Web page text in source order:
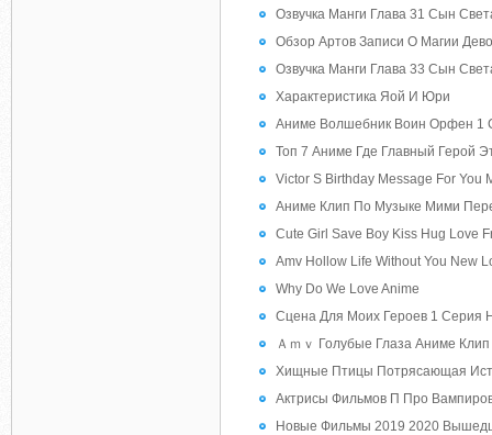
Озвучка Манги Глава 31 Сын
Обзор Артов Записи О Магии
Озвучка Манги Глава 33 Сын
Характеристика Яой И Юри
Аниме Волшебник Воин Орфен 1
Топ 7 Аниме Где Главный Герой
Victor S Birthday Message For You
Аниме Клип По Музыке Мими
Cute Girl Save Boy Kiss Hug Love
Amv Hollow Life Without You New
Why Do We Love Anime
Сцена Для Моих Героев 1 Серия
Ａｍｖ Голубые Глаза Аниме Клип
Хищные Птицы Потрясающая
Актрисы Фильмов П Про
Новые Фильмы 2019 2020